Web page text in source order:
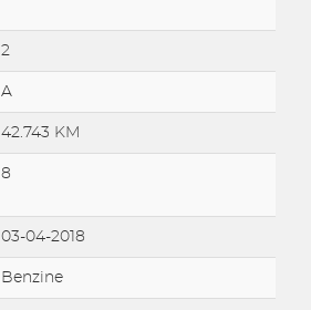
2
A
42.743 KM
8
03-04-2018
Benzine